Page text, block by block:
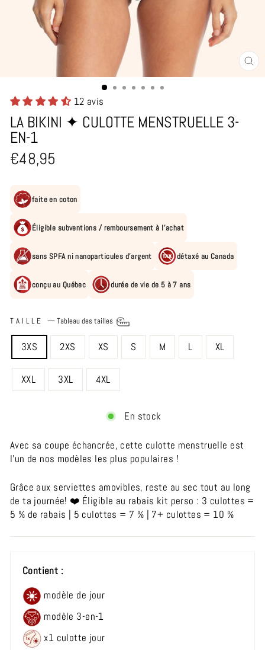
12 avis
LA BIKINI ✦ CULOTTE MENSTRUELLE 3-
EN-1
Prix
régulier
€48,95
faite en coton
Éligible subventions / remboursement à l'achat
sans SPFA ni nanoparticules d'argent détaxé au Canada
conçu au Québec durée de vie de 5 à 7 ans
TAILLE —Tableau des tailles
3XS 2XS XS S M L XL
XXL 3XL 4XL
En stock
Avec sa coupe échancrée, cette culotte menstruelle est
l'un de nos modèles les plus populaires !
Grâce aux serviettes amovibles, reste au sec tout au long
de ta journée! ❤️ Éligible au rabais kit perso : 3 culottes =
5 % de rabais | 5 culottes = 7 % | 7+ culottes = 10 %
Contient :
modèle de jour
modèle 3-en-1
x1 culotte jour